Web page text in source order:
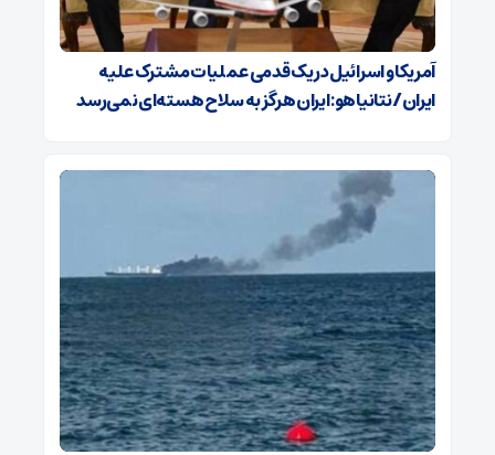
آمریکا و اسرائیل در یک قدمی عملیات مشترک علیه
ایران/ نتانیاهو: ایران هرگز به سلاح هسته‌ای نمی‌رسد